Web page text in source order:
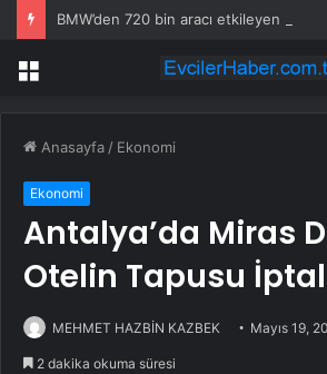
BMW’den 720 bin aracı etkileyen
Menü
Anasayfa / Ekonomi
Ekonomi
Antalya’da Miras
Otelin Tapusu
MEHMET HAZBİN KAZBEK Mayıs 19,
2 dakika okuma süresi